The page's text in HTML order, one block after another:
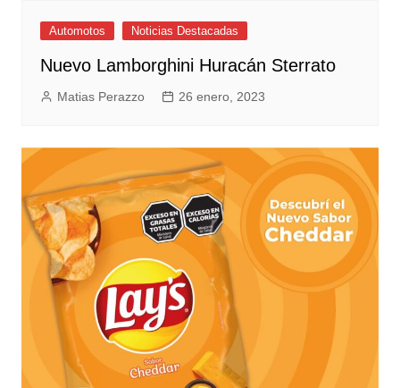
Automotos Noticias Destacadas
Nuevo Lamborghini Huracán Sterrato
Matias Perazzo 26 enero, 2023